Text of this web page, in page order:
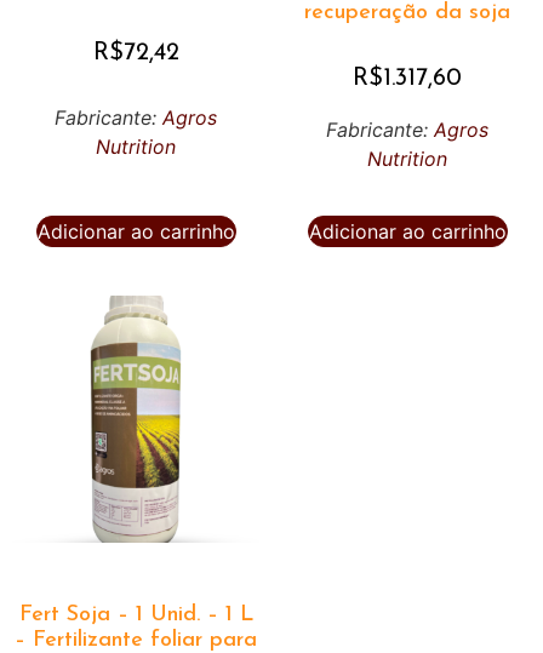
R$72,42
Fabricante: Agros
Nutrition
Adicionar ao carrinho
recuperação da soja
R$ 1.317,60
Fabricante:Agros
Nutrition
Adicionar ao carrinho
Fert Soja – 1 Unid. – 1 L
– Fertilizante foliar para